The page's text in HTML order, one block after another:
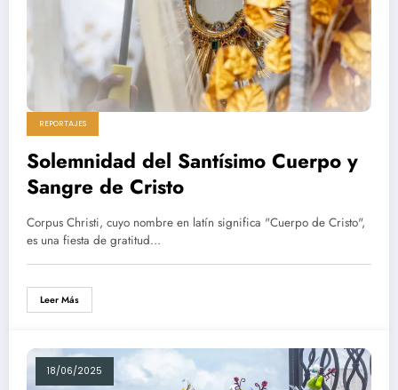
REPORTAJES
Solemnidad del Santísimo Cuerpo y
Sangre de Cristo
Corpus Christi, cuyo nombre en latín significa "Cuerpo de Cristo",
es una fiesta de gratitud…
Leer Más
18/06/2025